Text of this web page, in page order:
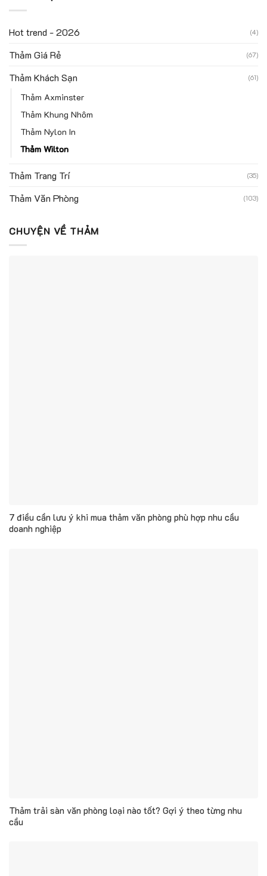
Hot trend - 2026 (4)
Thảm Giá Rẻ (67)
Thảm Khách Sạn (61)
Thảm Axminster
Thảm Khung Nhôm
Thảm Nylon In
Thảm Wilton
Thảm Trang Trí (35)
Thảm Văn Phòng (103)
CHUYỆN VỀ THẢM
7 điều cần lưu ý khi mua thảm văn phòng phù hợp nhu cầu
doanh nghiệp
Thảm trải sàn văn phòng loại nào tốt? Gợi ý theo từng nhu
cầu